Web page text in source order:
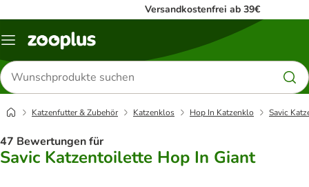
Versandkostenfrei ab 39€
Menü
Produkte
suchen
Katzenfutter & Zubehör Katzenklos Hop In Katzenklo Savic
47 Bewertungen für
Savic Katzentoilette Hop In Giant